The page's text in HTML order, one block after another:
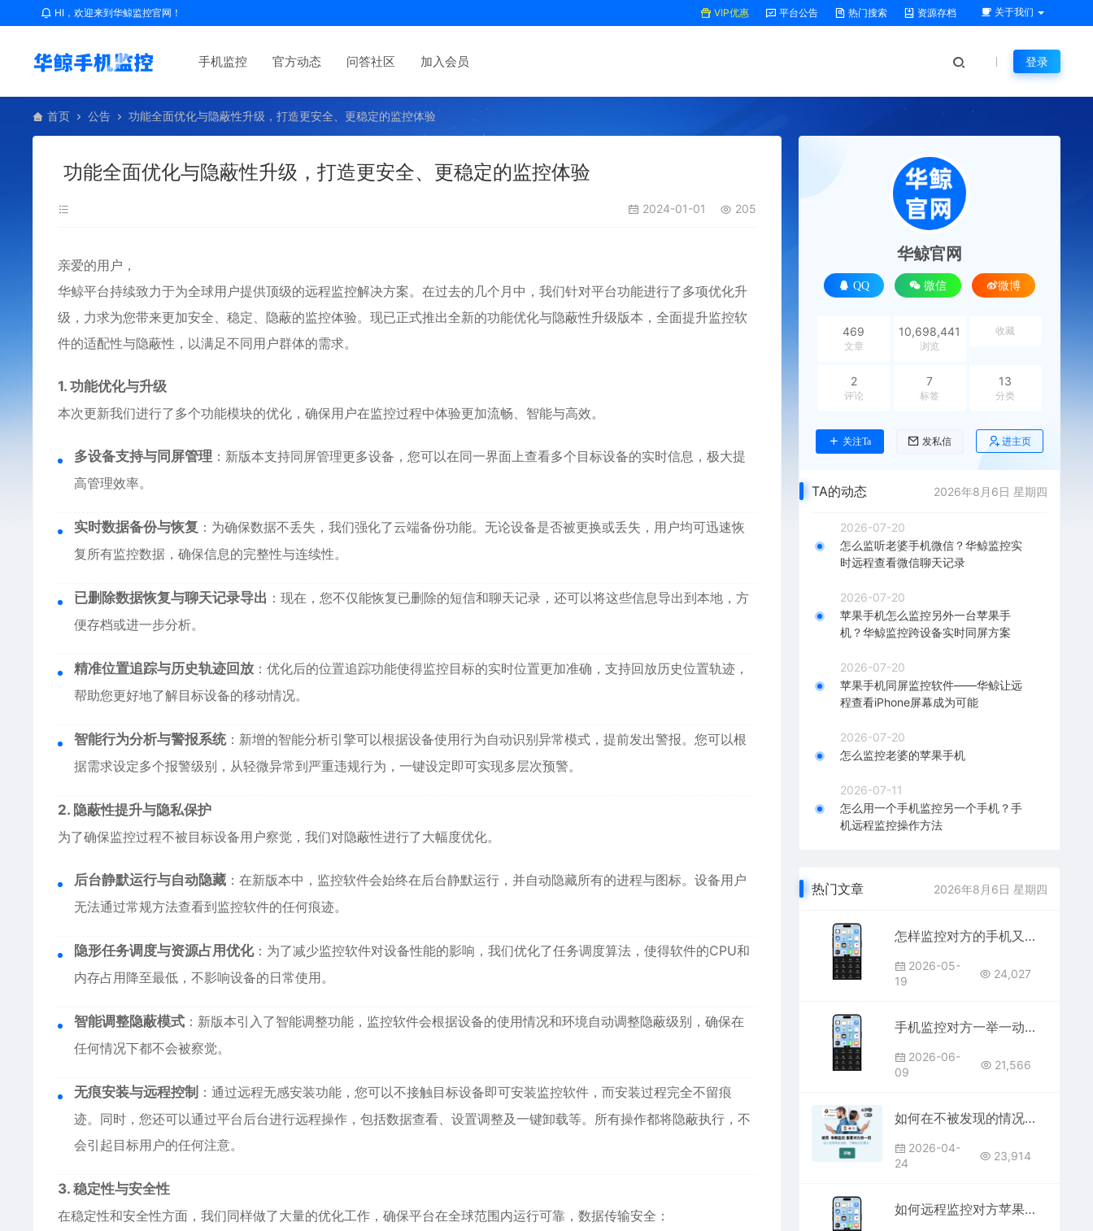
HI，欢迎来到华鲸监控官网！ VIP优惠 平台公告 热门搜索 资源存档 关于我们
手机监控 官方动态 问答社区 加入会员 登录
首页 公告 功能全面优化与隐蔽性升级，打造更安全、更稳定的监控体验
功能全面优化与隐蔽性升级，打造更安全、更稳定的监控体验
2024-01-01 205
亲爱的用户，
华鲸平台持续致力于为全球用户提供顶级的远程监控解决方案。在过去的几个月中，我们针对平台功能进行了多项优化升
级，力求为您带来更加安全、稳定、隐蔽的监控体验。现已正式推出全新的功能优化与隐蔽性升级版本，全面提升监控软
件的适配性与隐蔽性，以满足不同用户群体的需求。
1. 功能优化与升级
本次更新我们进行了多个功能模块的优化，确保用户在监控过程中体验更加流畅、智能与高效。
多设备支持与同屏管理 ：新版本支持同屏管理更多设备，您可以在同一界面上查看多个目标设备的实时信息，极大提
高管理效率。
实时数据备份与恢复 ：为确保数据不丢失，我们强化了云端备份功能。无论设备是否被更换或丢失，用户均可迅速恢
复所有监控数据，确保信息的完整性与连续性。
已删除数据恢复与聊天记录导出 ：现在，您不仅能恢复已删除的短信和聊天记录，还可以将这些信息导出到本地，方
便存档或进一步分析。
精准位置追踪与历史轨迹回放 ：优化后的位置追踪功能使得监控目标的实时位置更加准确，支持回放历史位置轨迹，
帮助您更好地了解目标设备的移动情况。
智能行为分析与警报系统：新增的智能分析引擎可以根据设备使用行为自动识别异常模式，提前发出警报。您可以根
据需求设定多个报警级别，从轻微异常到严重违规行为，一键设定即可实现多层次预警。
2. 隐蔽性提升与隐私保护
为了确保监控过程不被目标设备用户察觉，我们对隐蔽性进行了大幅度优化。
后台静默运行与自动隐藏 ：在新版本中，监控软件会始终在后台静默运行，并自动隐藏所有的进程与图标。设备用户
无法通过常规方法查看到监控软件的任何痕迹。
隐形任务调度与资源占用优化：为了减少监控软件对设备性能的影响，我们优化了任务调度算法，使得软件的CPU和
内存占用降至最低，不影响设备的日常使用。
智能调整隐蔽模式 ：新版本引入了智能调整功能，监控软件会根据设备的使用情况和环境自动调整隐蔽级别，确保在
任何情况下都不会被察觉。
无痕安装与远程控制 ：通过远程无感安装功能，您可以不接触目标设备即可安装监控软件，而安装过程完全不留痕
迹。同时，您还可以通过平台后台进行远程操作，包括数据查看、设置调整及一键卸载等。所有操作都将隐蔽执行，不
会引起目标用户的任何注意。
3. 稳定性与安全性
在稳定性和安全性方面，我们同样做了大量的优化工作，确保平台在全球范围内运行可靠，数据传输安全：
华鲸官网
QQ 微信 微博
469
文章
10,698,441
浏览
收藏
2
评论
7
标签
13
分类
关注Ta 发私信 进主页
TA的动态 2026年8月6日 星期四
2026-07-20
怎么监听老婆手机微信？华鲸监控实
时远程查看微信聊天记录
2026-07-20
苹果手机怎么监控另外一台苹果手
机？华鲸监控跨设备实时同屏方案
2026-07-20
苹果手机同屏监控软件——华鲸让远
程查看iPhone屏幕成为可能
2026-07-20
怎么监控老婆的苹果手机
2026-07-11
怎么用一个手机监控另一个手机？手
机远程监控操作方法
热门文章 2026年8月6日 星期四
怎样监控对方的手机又不被对方发现？无感隐藏式监控老婆老公手机的方法
2026-05-
19
24,027
手机监控对方一举一动——屏幕+微信+定位+通话，全方位监听
2026-06-
09
21,566
如何在不被发现的情况下监控对方微信聊天记录？
2026-04-
24
23,914
如何远程监控对方苹果手机？不碰iPhone查看微信聊天和屏幕的方法